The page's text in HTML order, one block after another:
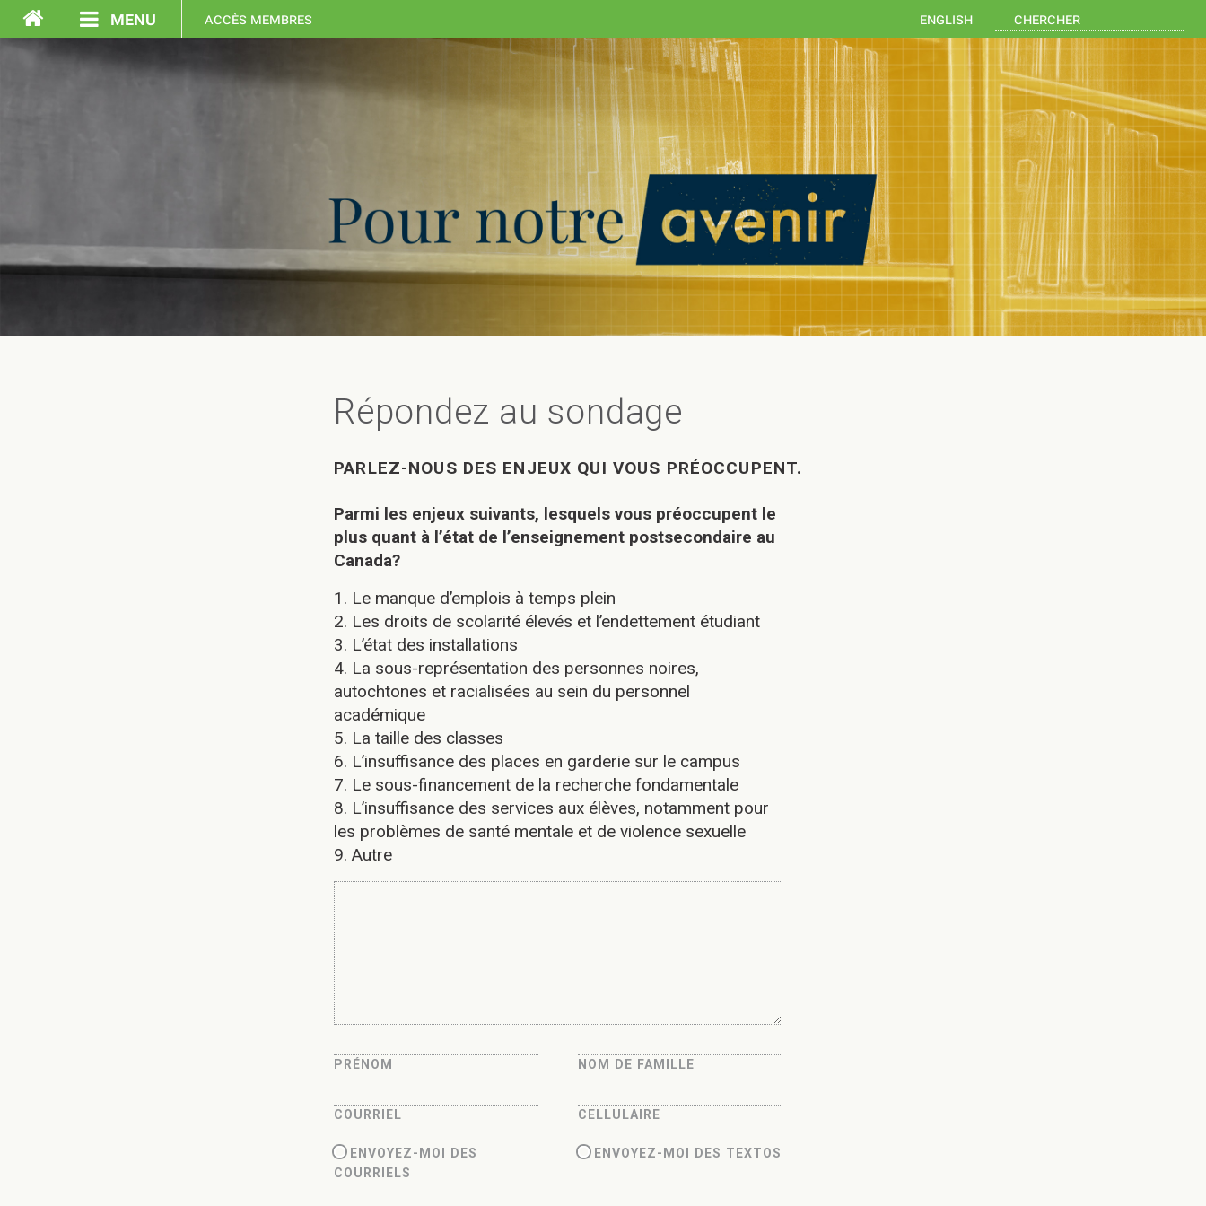
menu accès membres english
Répondez au sondage
PARLEZ-NOUS DES ENJEUX QUI VOUS PRÉOCCUPENT.
Parmi les enjeux suivants, lesquels vous préoccupent le
plus quant à l’état de l’enseignement postsecondaire au
Canada?
1. Le manque d’emplois à temps plein
2. Les droits de scolarité élevés et l’endettement étudiant
3. L’état des installations
4. La sous-représentation des personnes noires,
autochtones et racialisées au sein du personnel
académique
5. La taille des classes
6. L’insuffisance des places en garderie sur le campus
7. Le sous-financement de la recherche fondamentale
8. L’insuffisance des services aux élèves, notamment pour
les problèmes de santé mentale et de violence sexuelle
9. Autre
PRÉNOM NOM DE FAMILLE
COURRIEL CELLULAIRE
ENVOYEZ-MOI DES
COURRIELS
ENVOYEZ-MOI DES TEXTOS